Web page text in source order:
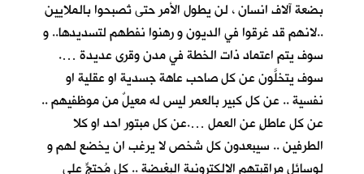
بضعة آلاف انسان ، لن يطول الأمر حتى تُصبحوا بالملايين
..لانهم قد غرقوا في الديون و رهنوا نفطهم لتسديدها.. و
سوف يتم اعتماد ذات الخطة في مدن وقرى عديدة ….
سوف يتخلَّون عن كل صاحب عاهة جسدية او عقلية او
نفسية .. عن كل كبير بالعمر ليس له معيلٌ من موظفيهم ..
عن كل عاطلٍ عن العمل ….عن كل مبتور احد او كلا
الطرفين .. سيبعدون كل شخص لا يرغب ان يخضع لهم و
لوسائل مراقبتهم الإلكترونية البغيضة .. كل مُحتجٍّ على